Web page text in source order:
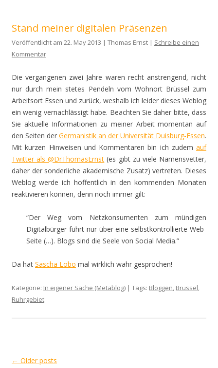
Stand meiner digitalen Präsenzen
Veröffentlicht am 22. May 2013 | Thomas Ernst | Schreibe einen
Kommentar
Die vergangenen zwei Jahre waren recht anstrengend, nicht
nur durch mein stetes Pendeln vom Wohnort Brüssel zum
Arbeitsort Essen und zurück, weshalb ich leider dieses Weblog
ein wenig vernachlässigt habe. Beachten Sie daher bitte, dass
Sie aktuelle Informationen zu meiner Arbeit momentan auf
den Seiten der Germanistik an der Universität Duisburg-Essen.
Mit kurzen Hinweisen und Kommentaren bin ich zudem auf
Twitter als @DrThomasErnst (es gibt zu viele Namensvetter,
daher der sonderliche akademische Zusatz) vertreten. Dieses
Weblog werde ich hoffentlich in den kommenden Monaten
reaktivieren können, denn noch immer gilt:
“Der Weg vom Netzkonsumenten zum mündigen
Digitalbürger führt nur über eine selbstkontrollierte Web-
Seite (…). Blogs sind die Seele von Social Media.”
Da hat Sascha Lobo mal wirklich wahr gesprochen!
Kategorie: In eigener Sache (Metablog) | Tags: Bloggen, Brüssel,
Ruhrgebiet
Post
← Older posts